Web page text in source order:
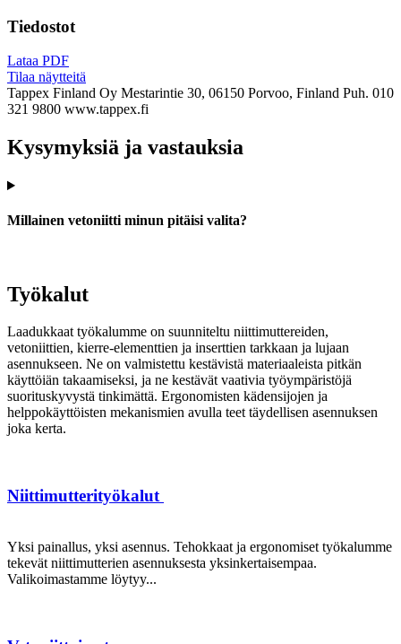
Tiedostot
Lataa PDF
Tilaa näytteitä
Tappex Finland Oy Mestarintie 30, 06150 Porvoo, Finland Puh. 010
321 9800 www.tappex.fi
Kysymyksiä ja vastauksia
Millainen vetoniitti minun pitäisi valita?
Työkalut
Laadukkaat työkalumme on suunniteltu niittimuttereiden,
vetoniittien, kierre-elementtien ja inserttien tarkkaan ja lujaan
asennukseen. Ne on valmistettu kestävistä materiaaleista pitkän
käyttöiän takaamiseksi, ja ne kestävät vaativia työympäristöjä
suorituskyvystä tinkimättä. Ergonomisten kädensijojen ja
helppokäyttöisten mekanismien avulla teet täydellisen asennuksen
joka kerta.
Niittimutterityökalut
Yksi painallus, yksi asennus. Tehokkaat ja ergonomiset työkalumme
tekevät niittimutterien asennuksesta yksinkertaisempaa.
Valikoimastamme löytyy...